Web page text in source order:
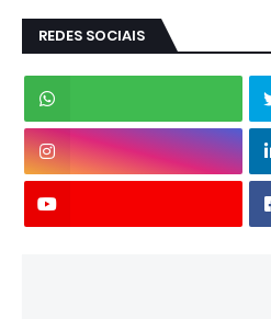
REDES SOCIAIS